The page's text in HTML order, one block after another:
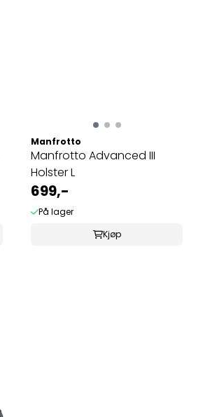
Manfrotto
Manfrotto Advanced III
Holster L
699,-
På lager
Kjøp